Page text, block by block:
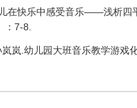
在快乐中感受音乐——浅析四
：7-8.
岚.幼儿园大班音乐教学游戏